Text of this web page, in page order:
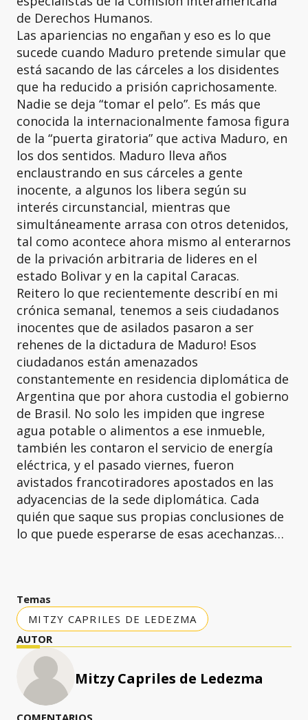
de Derechos Humanos.
Las apariencias no engañan y eso es lo que
sucede cuando Maduro pretende simular que
está sacando de las cárceles a los disidentes
que ha reducido a prisión caprichosamente.
Nadie se deja “tomar el pelo”. Es más que
conocida la internacionalmente famosa figura
de la “puerta giratoria” que activa Maduro, en
los dos sentidos. Maduro lleva años
enclaustrando en sus cárceles a gente
inocente, a algunos los libera según su
interés circunstancial, mientras que
simultáneamente arrasa con otros detenidos,
tal como acontece ahora mismo al enterarnos
de la privación arbitraria de lideres en el
estado Bolivar y en la capital Caracas.
Reitero lo que recientemente describí en mi
crónica semanal, tenemos a seis ciudadanos
inocentes que de asilados pasaron a ser
rehenes de la dictadura de Maduro! Esos
ciudadanos están amenazados
constantemente en residencia diplomática de
Argentina que por ahora custodia el gobierno
de Brasil. No solo les impiden que ingrese
agua potable o alimentos a ese inmueble,
también les contaron el servicio de energía
eléctrica, y el pasado viernes, fueron
avistados francotiradores apostados en las
adyacencias de la sede diplomática. Cada
quién que saque sus propias conclusiones de
lo que puede esperarse de esas acechanzas…
Temas
MITZY CAPRILES DE LEDEZMA
AUTOR
Mitzy Capriles de Ledezma
COMENTARIOS